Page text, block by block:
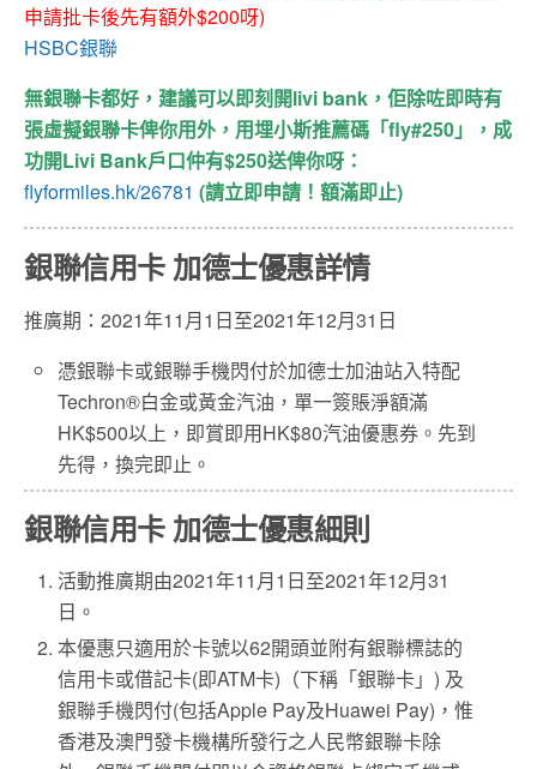
申請批卡後先有額外$200呀)
HSBC銀聯
無銀聯卡都好，建議可以即刻開livi bank，佢除咗即時有
張虛擬銀聯卡俾你用外，用埋小斯推薦碼「fly#250」，成
功開Livi Bank戶口仲有$250送俾你呀：
flyformiles.hk/26781 (請立即申請！額滿即止)
銀聯信用卡 加德士優惠詳情
推廣期：2021年11月1日至2021年12月31日
憑銀聯卡或銀聯手機閃付於加德士加油站入特配
Techron®白金或黃金汽油，單一簽賬淨額滿
HK$500以上，即賞即用HK$80汽油優惠券。先到
先得，換完即止。
銀聯信用卡 加德士優惠細則
活動推廣期由2021年11月1日至2021年12月31
日。
本優惠只適用於卡號以62開頭並附有銀聯標誌的
信用卡或借記卡(即ATM卡)（下稱「銀聯卡」) 及
銀聯手機閃付(包括Apple Pay及Huawei Pay)，惟
香港及澳門發卡機構所發行之人民幣銀聯卡除